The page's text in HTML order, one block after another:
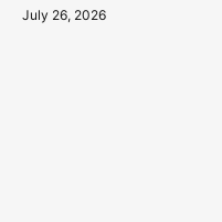
July 26, 2026